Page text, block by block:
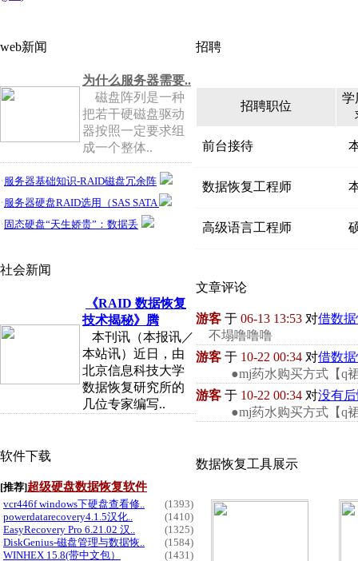
web新闻
为什么服务器需要..
磁盘阵列是一种
把若干硬磁盘驱动
器按照一定要求组
成一个整体..
· 服务器基础知识-RAID磁盘冗余阵
· 服务器硬盘RAID选用（SAS SATA
· 固态硬盘“天生娇贵”：数据丢
社会新闻
《RAID 数据恢复
技术揭秘》腾
本刊讯（本报讯／
本站讯）近日，由
北京信息科技大学
数据恢复研究所的
几位专家编写..
软件下载
[推荐]超级硬盘数据恢复软件
·vcr446f windows下硬盘查看修..
(1393)
·powerdatarecovery4.1.5汉化..
(1410)
·EasyRecovery Pro 6.21.02 汉..
(1325)
·DiskGenius-磁盘管理与数据恢..
(1584)
·WINHEX 15.8(带中文包）
(1431)
招聘
招聘职位
学
前台接待
数据恢复工程师
高级语言工程师
文章评论
游客 于 06-13 13:53 对
不塌噜噜噜
游客 于 10-22 00:34 对
●mj药水购买方式【q裙
游客 于 10-22 00:34 对
●mj药水购买方式【q裙
数据恢复工具展示